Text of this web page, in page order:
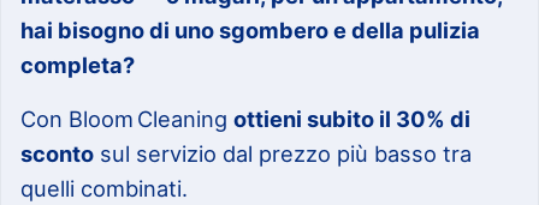
hai bisogno di uno sgombero e della pulizia
completa?
Con Bloom Cleaningottieni subito il 30% di
sconto sul servizio dal prezzo più basso tra
quelli combinati.